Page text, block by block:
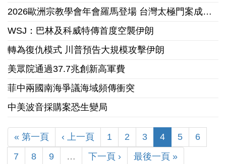
2026歐洲宗教學會年會羅馬登場 台灣太極門案成國際跨學科研究焦點
WSJ：巴林及科威特傳首度空襲伊朗
轉為復仇模式 川普預告大規模攻擊伊朗
美眾院通過37.7兆創新高軍費
菲中兩國南海爭議海域頻傳衝突
中美波音採購案恐生變局
« 第一頁 ‹ 上一頁 1 2 3 4 5
6
7
8 9 … 下一頁 › 最後一頁 »